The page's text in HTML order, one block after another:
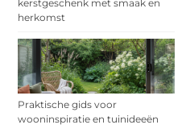
kerstgeschenk met smaak en
herkomst
Praktische gids voor
wooninspiratie en tuinideeën